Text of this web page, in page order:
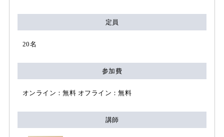
定員
20名
参加費
オンライン：無料 オフライン：無料
講師